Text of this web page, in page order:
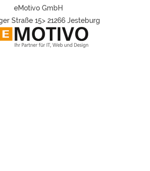
eMotivo GmbH
Straße 15> 21266 Jesteburg